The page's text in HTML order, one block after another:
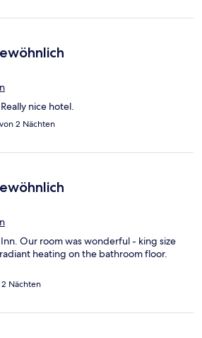
nice hotel.
2 Nächten
Our room was wonderful - king size
heating on the bathroom floor.
Nächten